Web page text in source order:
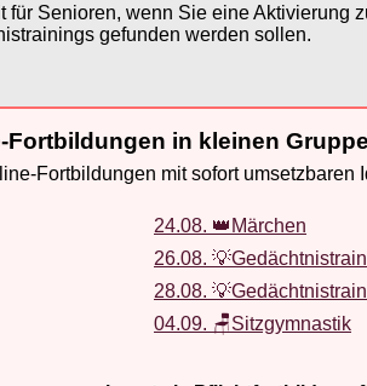
Senioren, wenn Sie eine
gefunden werden sollen.
Fortbildungen in kleinen
Fortbildungen mit sofort umsetzbaren
24.08. 👑Märchen
26.08.
28.08.
04.09. 🪑Sitzgymnastik